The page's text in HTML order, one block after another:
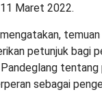
Maret 2022.
petunjuk bagi
tentang
sebagai